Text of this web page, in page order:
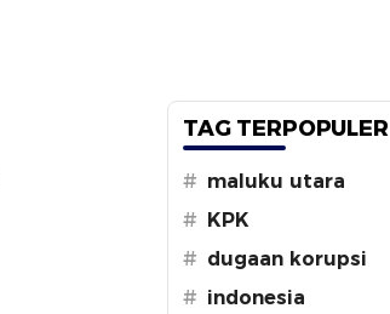
TAG TERPOPULER
# maluku utara
# KPK
# dugaan korupsi
# indonesia